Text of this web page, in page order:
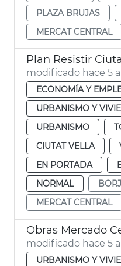
PLAZA BRUJAS
MERCAT CENTRAL
modificado hace 5
ECONOMÍA Y
URBANISMO Y
URBANISMO
CIUTAT VELLA
EN PORTADA
NORMAL
MERCAT CENTRAL
Obras Mercado
modificado hace 5
URBANISMO Y